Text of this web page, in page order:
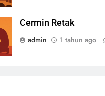
Cermin Retak
admin
1 tahun ago